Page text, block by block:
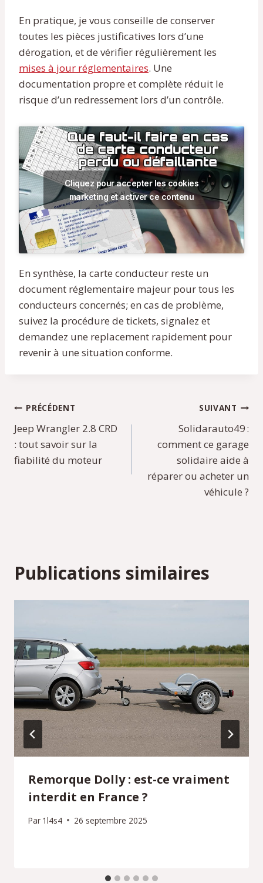
En pratique, je vous conseille de conserver
toutes les pièces justificatives lors d’une
dérogation, et de vérifier régulièrement les
mises à jour réglementaires. Une
documentation propre et complète réduit le
risque d’un redressement lors d’un contrôle.
Cliquez pour accepter les cookies
marketing et activer ce contenu
En synthèse, la carte conducteur reste un
document réglementaire majeur pour tous les
conducteurs concernés; en cas de problème,
suivez la procédure de tickets, signalez et
demandez une replacement rapidement pour
revenir à une situation conforme.
Navigation
de
l’article
PRÉCÉDENT
Jeep Wrangler 2.8 CRD
: tout savoir sur la
fiabilité du moteur
SUIVANT
Solidarauto49 :
comment ce garage
solidaire aide à
réparer ou acheter un
véhicule ?
Publications similaires
Remorque Dolly : est-ce vraiment
interdit en France ?
Par 1l4s4 26 septembre 2025